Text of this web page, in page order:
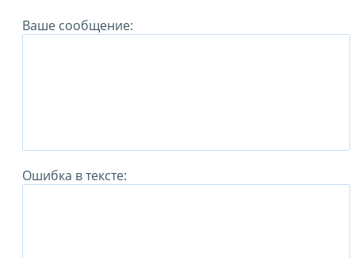
Ваше сообщение:
Ошибка в тексте: